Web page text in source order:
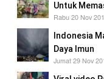
Untuk
Rabu 20 Nov
Indonesia
Daya Imun
Jumat 29 Nov